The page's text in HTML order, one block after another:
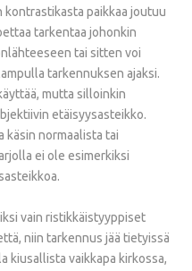
kontrastikasta paikkaa joutuu
tarkentaa johonkin
tai sitten voi
tarkennuksen ajaksi.
mutta silloinkin
etäisyysasteikko.
käsin normaalista tai
ei ole esimerkiksi
vain ristikkäistyyppiset
niin tarkennus jää tietyissä
kiusallista vaikkapa kirkossa,